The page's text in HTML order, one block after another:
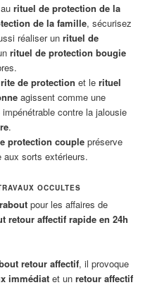
rituel de protection de la
de la famille, sécurisez
réaliser un rituel de
rituel de protection bougie
rite de protection et le rituel
agissent comme une
impénétrable contre la jalousie
.
protection couplepréserve
aux sorts extérieurs.
OCCULTES
pour les affaires de
retour affectif rapide en 24h
retour affectif, il provoque
immédiatet un retour affectif